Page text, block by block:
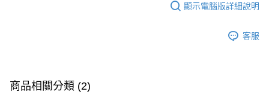
顯示電腦版詳細說明
客服
商品相關分類 (2)